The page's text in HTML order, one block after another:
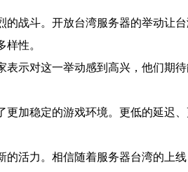
战斗。开放台湾服务器的举动让
性。
示对这一举动感到高兴，他们期
加稳定的游戏环境。更低的延迟
活力。相信随着服务器台湾的上